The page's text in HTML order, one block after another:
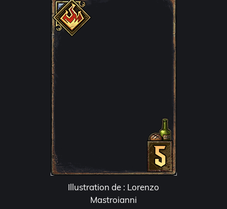
Illustration de : Lorenzo
Mastroianni